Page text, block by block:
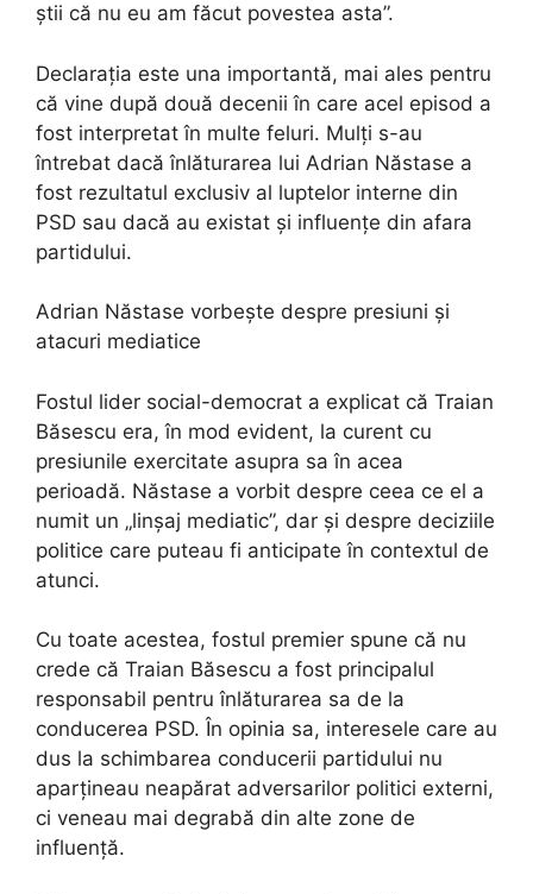
știi că nu eu am făcut povestea asta”.
Declarația este una importantă, mai ales pentru
că vine după două decenii în care acel episod a
fost interpretat în multe feluri. Mulți s-au
întrebat dacă înlăturarea lui Adrian Năstase a
fost rezultatul exclusiv al luptelor interne din
PSD sau dacă au existat și influențe din afara
partidului.
Adrian Năstase vorbește despre presiuni și
atacuri mediatice
Fostul lider social-democrat a explicat că Traian
Băsescu era, în mod evident, la curent cu
presiunile exercitate asupra sa în acea
perioadă. Năstase a vorbit despre ceea ce el a
numit un „linșaj mediatic”, dar și despre deciziile
politice care puteau fi anticipate în contextul de
atunci.
Cu toate acestea, fostul premier spune că nu
crede că Traian Băsescu a fost principalul
responsabil pentru înlăturarea sa de la
conducerea PSD. În opinia sa, interesele care au
dus la schimbarea conducerii partidului nu
aparțineau neapărat adversarilor politici externi,
ci veneau mai degrabă din alte zone de
influență.